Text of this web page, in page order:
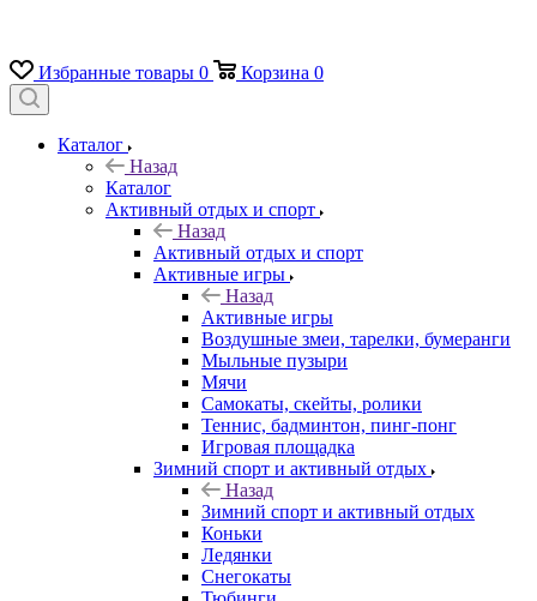
Избранные товары 0 Корзина 0
Каталог
Назад
Каталог
Активный отдых и спорт
Назад
Активный отдых и спорт
Активные игры
Назад
Активные игры
Воздушные змеи, тарелки, бумеранги
Мыльные пузыри
Мячи
Самокаты, скейты, ролики
Теннис, бадминтон, пинг-понг
Игровая площадка
Зимний спорт и активный отдых
Назад
Зимний спорт и активный отдых
Коньки
Ледянки
Снегокаты